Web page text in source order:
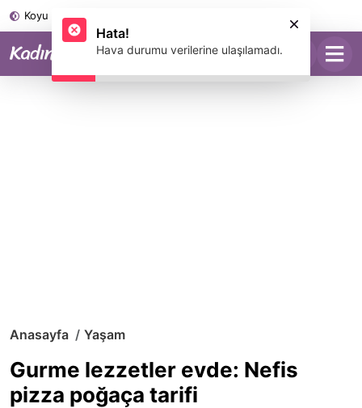
Koyu Mod
Anasayfa Yaşam
Gurme lezzetler evde: Nefis
pizza poğaça tarifi
Hava durumu verilerine ulaşılamadı.